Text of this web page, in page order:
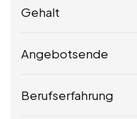
Gehalt
Angebotsende
Berufserfahrung